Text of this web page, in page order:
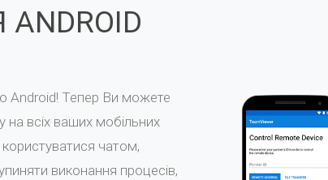
Android! Тепер Ви можете
на всіх ваших мобільних
користуватися чатом,
виконання процесів,